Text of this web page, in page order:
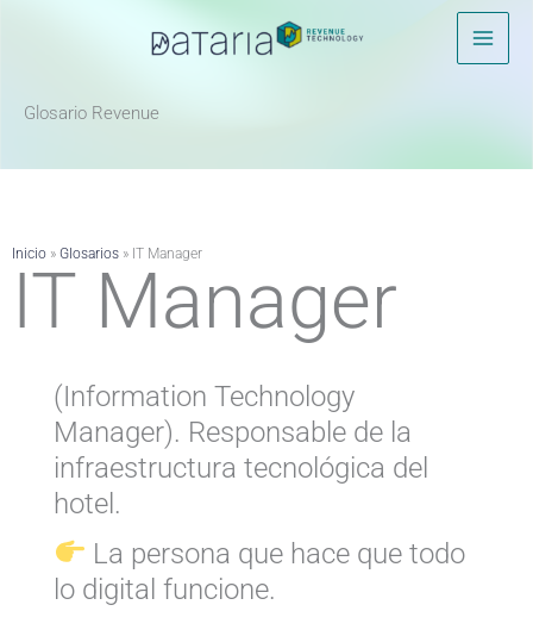
Glosario Revenue ​
Inicio » Glosarios » IT Manager
IT Manager
(Information Technology
Manager). Responsable de la
infraestructura tecnológica del
hotel.
La persona que hace que todo
lo digital funcione.